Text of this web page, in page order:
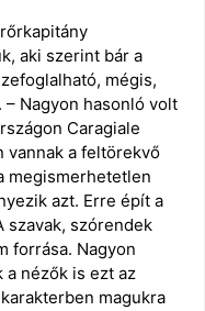
aki szerint bár a
mégis,
– Nagyon hasonló volt
Caragiale
vannak a feltörekvő
megismerhetetlen
azt. Erre épít a
szavak, szórendek
forrása. Nagyon
nézők is ezt az
magukra